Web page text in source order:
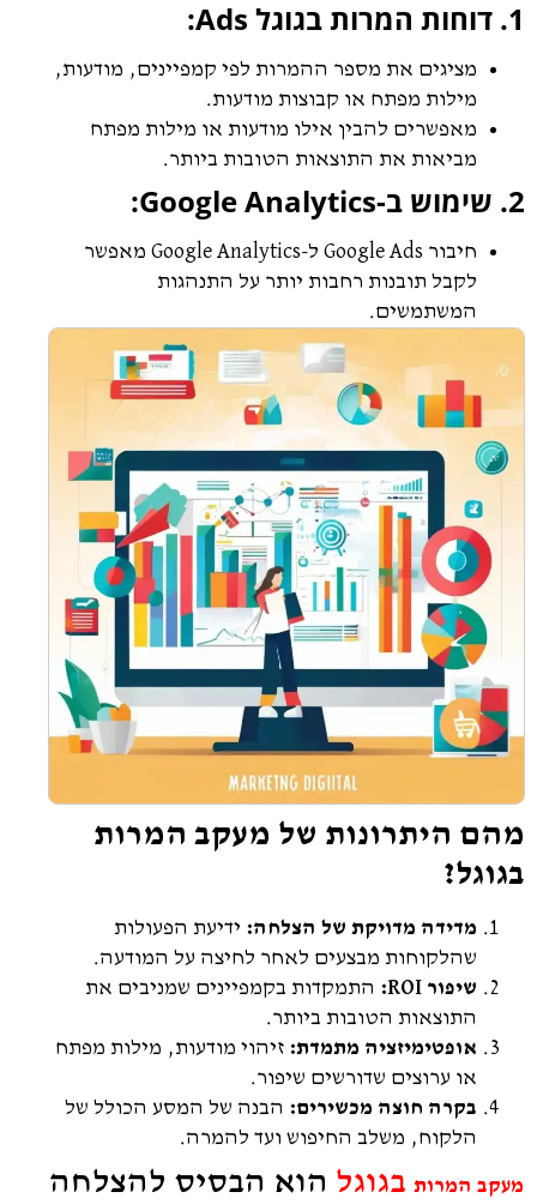
1. דוחות המרות בגוגל Ads:
מציגים את מספר ההמרות לפי קמפיינים, מודעות,
מילות מפתח או קבוצות מודעות.
מאפשרים להבין אילו מודעות או מילות מפתח
מביאות את התוצאות הטובות ביותר.
2. שימוש ב-Google Analytics:
חיבור Google Ads ל-Google Analytics מאפשר
לקבל תובנות רחבות יותר על התנהגות
המשתמשים.
מהם היתרונות של מעקב המרות
בגוגל?
מדידה מדויקת של הצלחה: ידיעת הפעולות
שהלקוחות מבצעים לאחר לחיצה על המודעה.
שיפור ROI:
התמקדות בקמפיינים שמניבים את
התוצאות הטובות ביותר.
אופטימיזציה מתמדת: זיהוי מודעות, מילות מפתח
או ערוצים שדורשים שיפור.
בקרה חוצה מכשירים: הבנה של המסע הכולל של
הלקוח, משלב החיפוש ועד להמרה.
מעקב המרות בגוגל הוא הבסיס להצלחה